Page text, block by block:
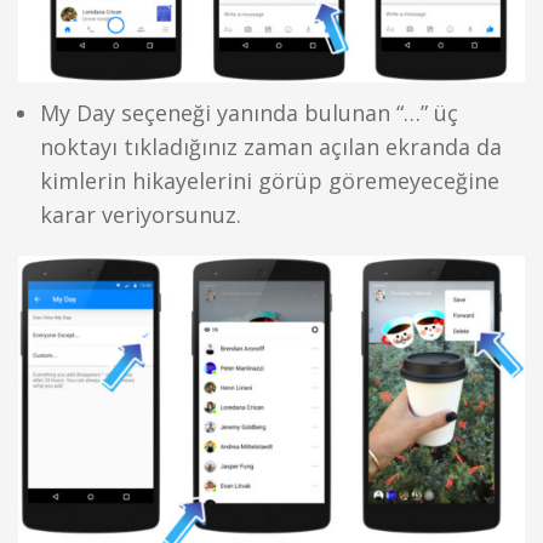
My Day seçeneği yanında bulunan “…” üç
noktayı tıkladığınız zaman açılan ekranda da
kimlerin hikayelerini görüp göremeyeceğine
karar veriyorsunuz.